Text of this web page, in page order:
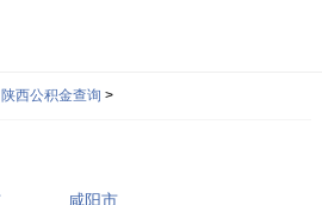
陕西公积金查询 >
咸阳市